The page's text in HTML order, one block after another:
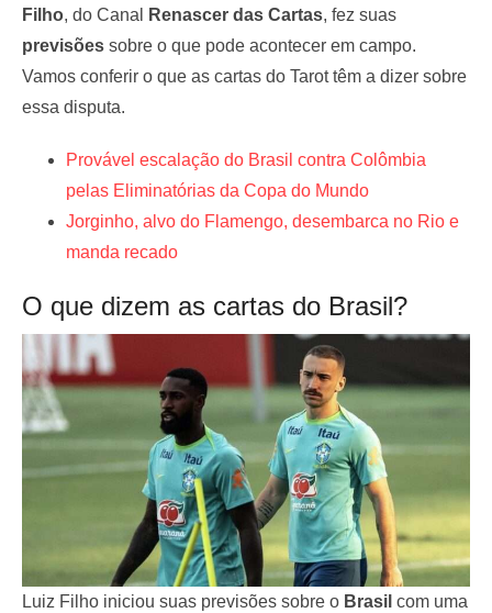
Filho, do Canal Renascer das Cartas, fez suas
previsões sobre o que pode acontecer em campo.
Vamos conferir o que as cartas do Tarot têm a dizer sobre
essa disputa.
Provável escalação do Brasil contra Colômbia
pelas Eliminatórias da Copa do Mundo
Jorginho, alvo do Flamengo, desembarca no Rio e
manda recado
O que dizem as cartas do Brasil?
Luiz Filho iniciou suas previsões sobre o Brasil com uma